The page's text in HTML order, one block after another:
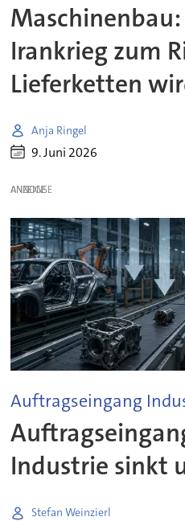
Irankrieg zum
Lieferketten
Anja Ringel
9. Juni 2026
ANZEIGE
Auftragseingang
Industrie sinkt
Stefan Weinzierl